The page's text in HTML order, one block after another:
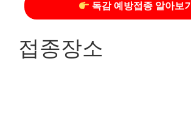
독감 예방접종 알아보기
접종장소